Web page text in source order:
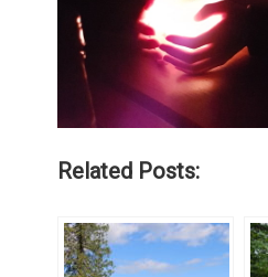
Related Posts: